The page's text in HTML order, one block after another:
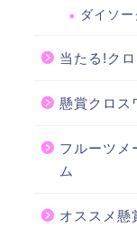
ダイソ
当たる!ク
懸賞クロス
フルーツメ
ム
オススメ懸